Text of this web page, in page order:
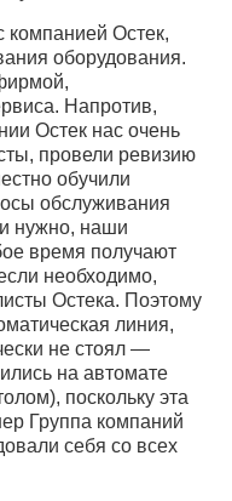
компанией Остек,
оборудования.
Напротив,
Остек нас очень
провели ревизию
обучили
обслуживания
нужно, наши
время получают
необходимо,
Остека. Поэтому
линия,
не стоял —
на автомате
поскольку эта
Группа компаний
себя со всех